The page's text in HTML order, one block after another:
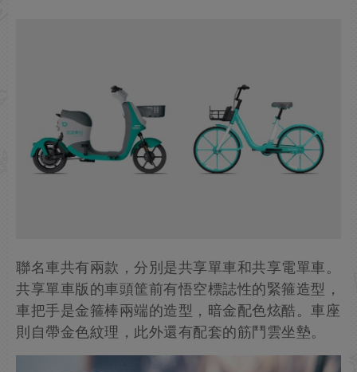
聯名車共有兩款，分別是共享單車和共享電單車。
共享單車版的車頭筐前有悟空標誌性的緊箍造型，
車把手是金箍棒兩端的造型，暗金配色炫酷。車座
則自帶金色紋理，此外還有配套的筋鬥雲坐墊。